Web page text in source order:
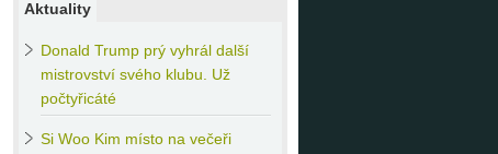
Aktuality
Donald Trump prý vyhrál další
mistrovství svého klubu. Už
počtyřicáté
Si Woo Kim místo na večeři